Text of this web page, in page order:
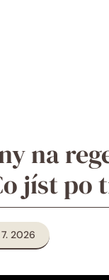
na
jíst po
7. 2026